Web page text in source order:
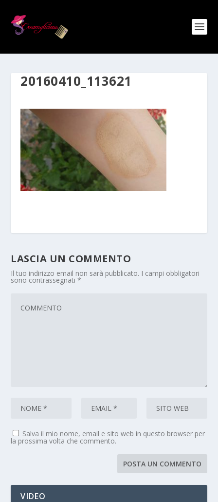
20160410_113621
LASCIA UN COMMENTO
Il tuo indirizzo email non sarà pubblicato. I campi obbligatori
sono contrassegnati*
Salva il mio nome, email e sito web in questo browser per
la prossima volta che commento.
VIDEO